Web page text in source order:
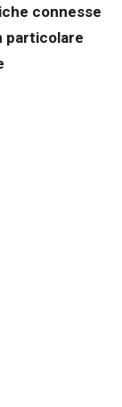
connesse
particolare